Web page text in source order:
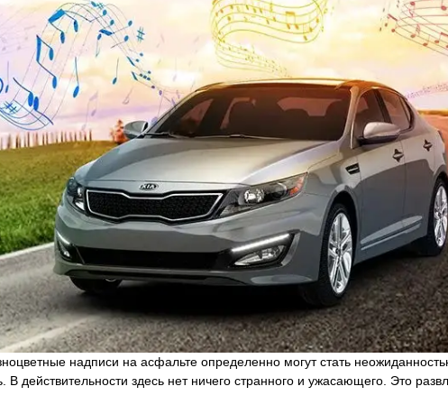
надписи на асфальте определенно могут стать
действительности здесь нет ничего странного и ужасающего. Это